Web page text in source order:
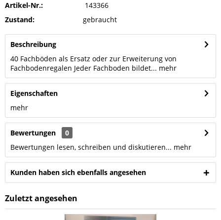
Artikel-Nr.:
143366
Zustand:
gebraucht
Beschreibung
40 Fachböden als Ersatz oder zur Erweiterung von
Fachbodenregalen Jeder Fachboden bildet... mehr
Eigenschaften
mehr
Bewertungen
0
Bewertungen lesen, schreiben und diskutieren... mehr
Kunden haben sich ebenfalls angesehen
Zuletzt angesehen